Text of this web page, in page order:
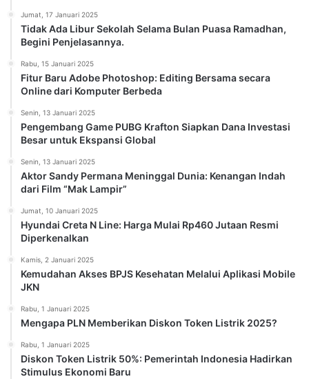
Jumat, 17 Januari 2025
Tidak Ada Libur Sekolah Selama Bulan Puasa Ramadhan,
Begini Penjelasannya.
Rabu, 15 Januari 2025
Fitur Baru Adobe Photoshop: Editing Bersama secara
Online dari Komputer Berbeda
Senin, 13 Januari 2025
Pengembang Game PUBG Krafton Siapkan Dana Investasi
Besar untuk Ekspansi Global
Senin, 13 Januari 2025
Aktor Sandy Permana Meninggal Dunia: Kenangan Indah
dari Film “Mak Lampir”
Jumat, 10 Januari 2025
Hyundai Creta N Line: Harga Mulai Rp460 Jutaan Resmi
Diperkenalkan
Kamis, 2 Januari 2025
Kemudahan Akses BPJS Kesehatan Melalui Aplikasi Mobile
JKN
Rabu, 1 Januari 2025
Mengapa PLN Memberikan Diskon Token Listrik 2025?
Rabu, 1 Januari 2025
Diskon Token Listrik 50%: Pemerintah Indonesia Hadirkan
Stimulus Ekonomi Baru